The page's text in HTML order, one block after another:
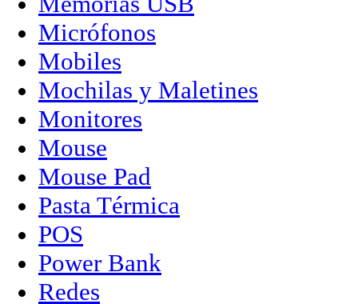
Micrófonos
Mobiles
Mochilas y Maletines
Monitores
Mouse
Mouse Pad
Pasta Térmica
POS
Power Bank
Redes